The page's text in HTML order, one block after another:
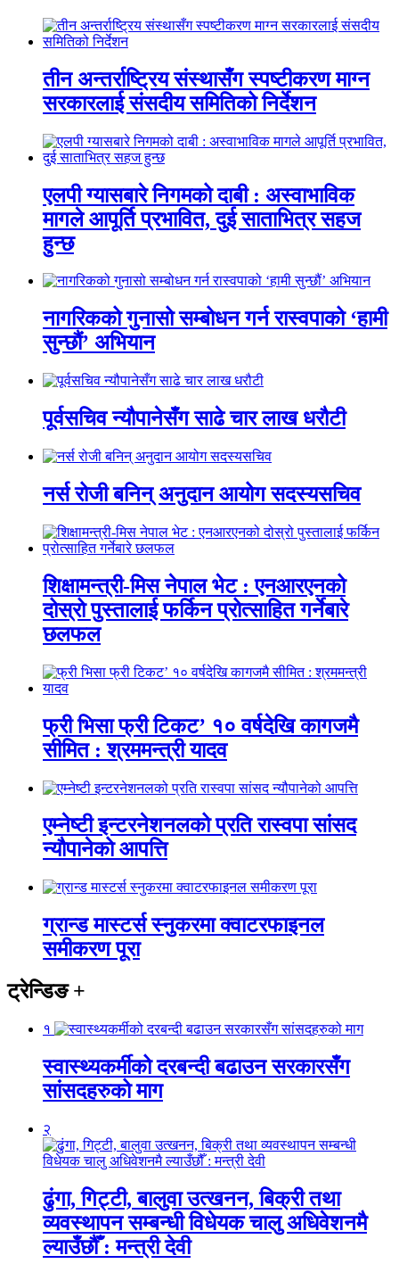
तीन अन्तर्राष्ट्रिय संस्थासँग स्पष्टीकरण माग्न
सरकारलाई संसदीय समितिको निर्देशन
एलपी ग्यासबारे निगमको दाबी : अस्वाभाविक
मागले आपूर्ति प्रभावित, दुई साताभित्र सहज
हुन्छ
नागरिकको गुनासो सम्बोधन गर्न रास्वपाको ‘हामी
सुन्छौं’ अभियान
पूर्वसचिव न्यौपानेसँग साढे चार लाख धरौटी
नर्स रोजी बनिन् अनुदान आयोग सदस्यसचिव
शिक्षामन्त्री-मिस नेपाल भेट : एनआरएनको
दोस्रो पुस्तालाई फर्किन प्रोत्साहित गर्नेबारे
छलफल
फ्री भिसा फ्री टिकट’ १० वर्षदेखि कागजमै
सीमित : श्रममन्त्री यादव
एम्नेष्टी इन्टरनेशनलको प्रति रास्वपा सांसद
न्यौपानेको आपत्ति
ग्रान्ड मास्टर्स स्नुकरमा क्वाटरफाइनल
समीकरण पूरा
ट्रेन्डिङ+
१
स्वास्थ्यकर्मीको दरबन्दी बढाउन सरकारसँग
सांसदहरुको माग
२
ढुंगा, गिट्टी, बालुवा उत्खनन, बिक्री तथा
व्यवस्थापन सम्बन्धी विधेयक चालु अधिवेशनमै
ल्याउँछौँ : मन्त्री देवी